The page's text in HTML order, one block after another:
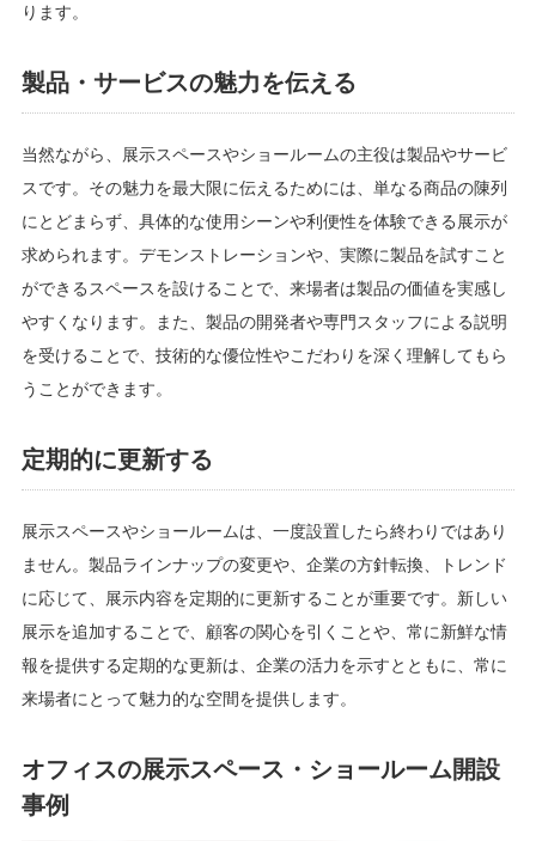
ります。
製品・サービスの魅力を伝える
当然ながら、展示スペースやショールームの主役は製品やサービ
スです。その魅力を最大限に伝えるためには、単なる商品の陳列
にとどまらず、具体的な使用シーンや利便性を体験できる展示が
求められます。デモンストレーションや、実際に製品を試すこと
ができるスペースを設けることで、来場者は製品の価値を実感し
やすくなります。また、製品の開発者や専門スタッフによる説明
を受けることで、技術的な優位性やこだわりを深く理解してもら
うことができます。
定期的に更新する
展示スペースやショールームは、一度設置したら終わりではあり
ません。製品ラインナップの変更や、企業の方針転換、トレンド
に応じて、展示内容を定期的に更新することが重要です。新しい
展示を追加することで、顧客の関心を引くことや、常に新鮮な情
報を提供する定期的な更新は、企業の活力を示すとともに、常に
来場者にとって魅力的な空間を提供します。
オフィスの展示スペース・ショールーム開設
事例